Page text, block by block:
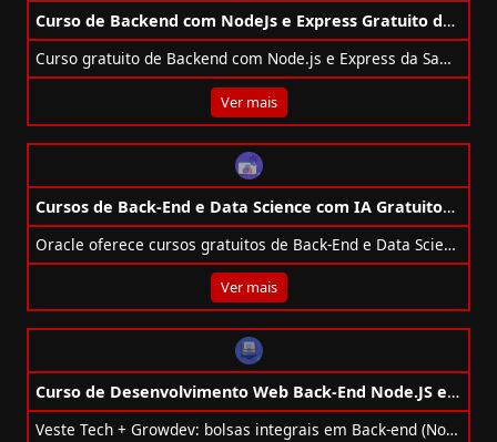
Curso de Backend com NodeJs e Express Gratuito da Samsung
Curso gratuito de Backend com Node.js e Express da Samsung! Aprenda CRUD, tratamento de erros e arquitetura em 10/09 com certificado.
Ver mais
Cursos de Back-End e Data Science com IA Gratuitos da Oracle
Oracle oferece cursos gratuitos de Back-End e Data Science com IA para transformar vidas por meio do programa Oracle Next Education (ONE).
Ver mais
Curso de Desenvolvimento Web Back-End Node.JS e C# Gratuito
Veste Tech + Growdev: bolsas integrais em Back-end (Node.js e C#), Mobile e VTEX IO, online, com mentoria e projetos práticos.